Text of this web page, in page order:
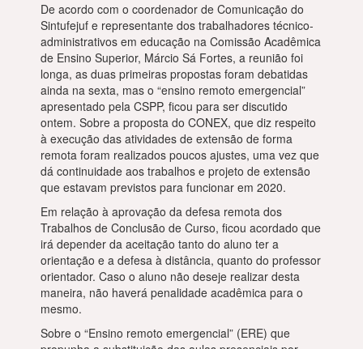
De acordo com o coordenador de Comunicação do
Sintufejuf e representante dos trabalhadores técnico-
administrativos em educação na Comissão Acadêmica
de Ensino Superior, Márcio Sá Fortes, a reunião foi
longa, as duas primeiras propostas foram debatidas
ainda na sexta, mas o “ensino remoto emergencial”
apresentado pela CSPP, ficou para ser discutido
ontem. Sobre a proposta do CONEX, que diz respeito
à execução das atividades de extensão de forma
remota foram realizados poucos ajustes, uma vez que
dá continuidade aos trabalhos e projeto de extensão
que estavam previstos para funcionar em 2020.
Em relação à aprovação da defesa remota dos
Trabalhos de Conclusão de Curso, ficou acordado que
irá depender da aceitação tanto do aluno ter a
orientação e a defesa à distância, quanto do professor
orientador. Caso o aluno não deseje realizar desta
maneira, não haverá penalidade acadêmica para o
mesmo.
Sobre o “Ensino remoto emergencial” (ERE) que